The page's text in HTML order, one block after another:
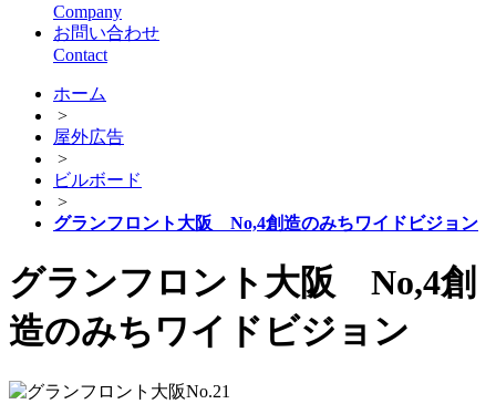
Company
お問い合わせ
Contact
ホーム
>
屋外広告
>
ビルボード
>
グランフロント大阪 No,4創造のみちワイドビジョン
グランフロント大阪 No,4創
造のみちワイドビジョン